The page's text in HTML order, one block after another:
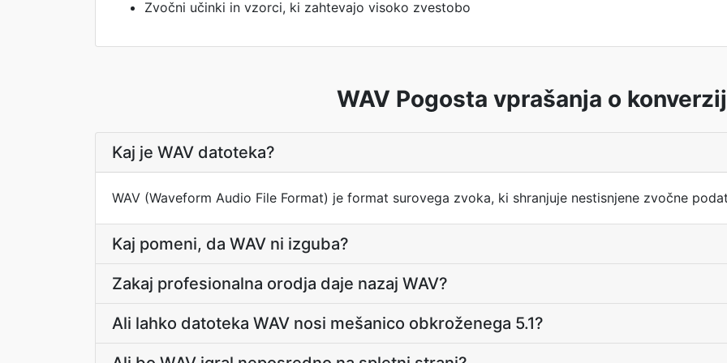
Zvočni učinki in vzorci, ki zahtevajo visoko zvestobo
WAV Pogosta vprašanja o
Kaj je WAV datoteka?
WAV (Waveform Audio File Format) je format surovega zvoka, ki shranjuje nestisnjene zvočne
Kaj pomeni, da WAV ni izguba?
Zakaj profesionalna orodja daje nazaj WAV?
Ali lahko datoteka WAV nosi mešanico obkroženega 5.1?